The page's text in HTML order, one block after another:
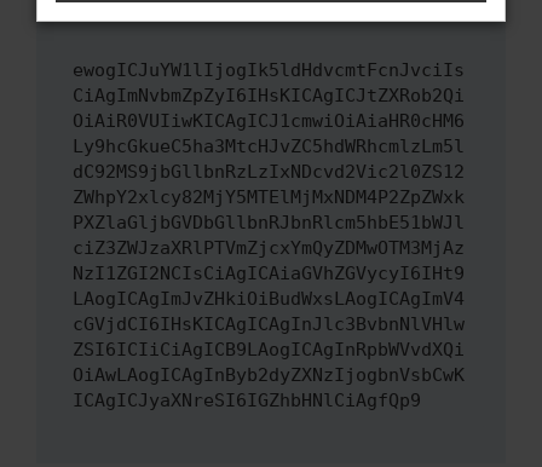
ewogICJuYW1lIjogIk5ldHdvcmtFcnJvciIs
CiAgImNvbmZpZyI6IHsKICAgICJtZXRob2Qi
OiAiR0VUIiwKICAgICJ1cmwiOiAiaHR0cHM6
Ly9hcGkueC5ha3MtcHJvZC5hdWRhcmlzLm5l
dC92MS9jbGllbnRzLzIxNDcvd2Vic2l0ZS12
ZWhpY2xlcy82MjY5MTElMjMxNDM4P2ZpZWxk
PXZlaGljbGVDbGllbnRJbnRlcm5hbE51bWJl
ciZ3ZWJzaXRlPTVmZjcxYmQyZDMwOTM3MjAz
NzI1ZGI2NCIsCiAgICAiaGVhZGVycyI6IHt9
LAogICAgImJvZHkiOiBudWxsLAogICAgImV4
cGVjdCI6IHsKICAgICAgInJlc3BvbnNlVHlw
ZSI6ICIiCiAgICB9LAogICAgInRpbWVvdXQi
OiAwLAogICAgInByb2dyZXNzIjogbnVsbCwK
ICAgICJyaXNreSI6IGZhbHNlCiAgfQp9